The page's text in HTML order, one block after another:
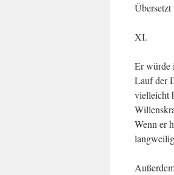
XI.
Er würde
Lauf der
vielleicht
Wenn er